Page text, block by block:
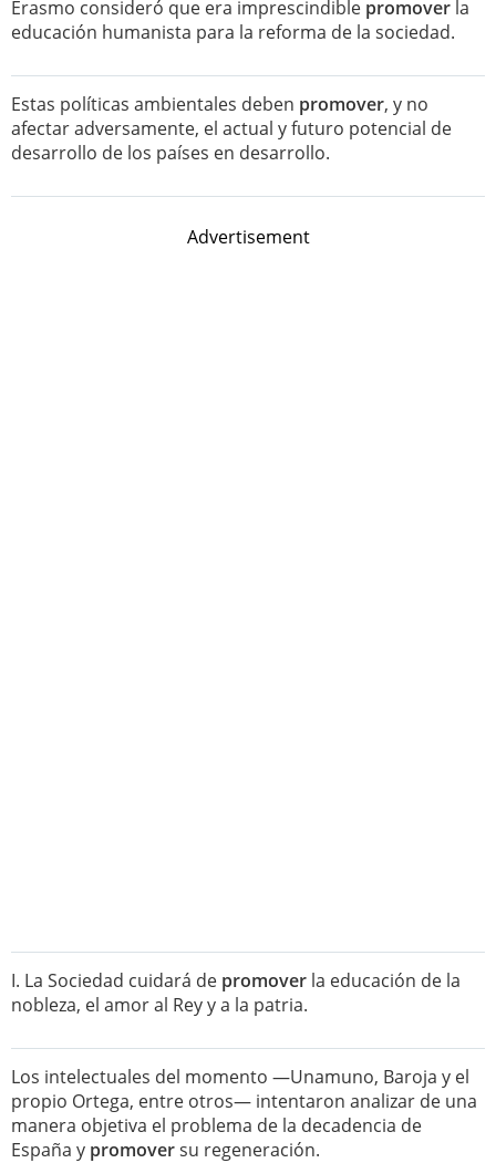
Erasmo consideró que era imprescindible promover la
educación humanista para la reforma de la sociedad.
Estas políticas ambientales deben promover, y no
afectar adversamente, el actual y futuro potencial de
desarrollo de los países en desarrollo.
Advertisement
I. La Sociedad cuidará de promover la educación de la
nobleza, el amor al Rey y a la patria.
Los intelectuales del momento —Unamuno, Baroja y el
propio Ortega, entre otros— intentaron analizar de una
manera objetiva el problema de la decadencia de
España y promoversu regeneración.